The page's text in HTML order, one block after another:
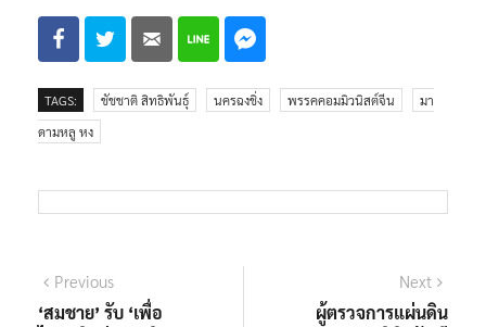
TAGS: ชัชชาติ สิทธิพันธุ์ นครฉงชิ่ง พรรคคอมมิวนิสต์จีน
มา
ดามหลู หง
แนะแนว
PreviousPrevious
post:
‘สมชาย’ รับ ‘เพื่อ
Next
post:
ผู้ตรวจการแผ่นดิน